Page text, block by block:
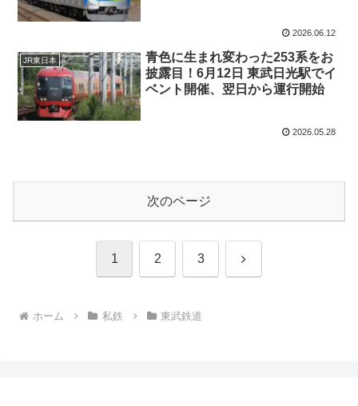
2026.06.12
JR東日本
青色に生まれ変わった253系をお
披露目！6月12日 東武日光駅でイ
ベント開催、翌日から運行開始
2026.05.28
次のページ
1 2 3 次
ホーム 私鉄 東武鉄道